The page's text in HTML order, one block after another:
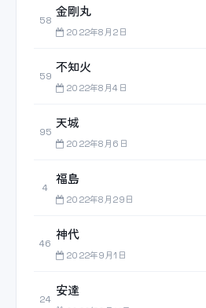
58
金剛丸
2022年8月2日
59
不知火
2022年8月4日
95
天城
2022年8月6日
4
福島
2022年8月29日
46
神代
2022年9月1日
24
安達